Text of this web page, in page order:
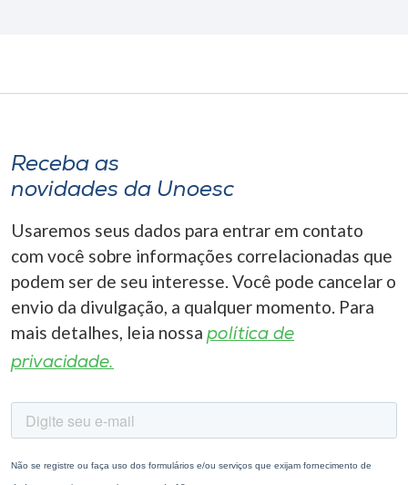
Receba as
novidades da Unoesc
Usaremos seus dados para entrar em contato
com você sobre informações correlacionadas que
podem ser de seu interesse. Você pode cancelar o
envio da divulgação, a qualquer momento. Para
mais detalhes, leia nossa política de
privacidade.